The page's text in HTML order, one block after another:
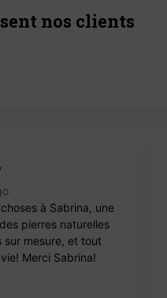
nos clients
à Sabrina, une
pierres naturelles
mesure, et tout
Merci Sabrina!